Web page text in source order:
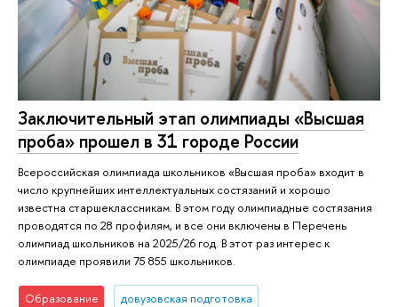
Заключительный этап олимпиады «Высшая
проба» прошел в 31 городе России
Всероссийская олимпиада школьников «Высшая проба» входит в
число крупнейших интеллектуальных состязаний и хорошо
известна старшеклассникам. В этом году олимпиадные состязания
проводятся по 28 профилям, и все они включены в Перечень
олимпиад школьников на 2025/26 год. В этот раз интерес к
олимпиаде проявили 75 855 школьников.
Образование довузовская подготовка